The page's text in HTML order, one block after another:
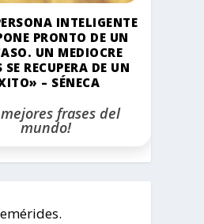
INTELIGENTE
PRONTO DE UN
UN MEDIOCRE
SE RECUPERA DE UN
– SÉNECA
mejores frases del
mundo!